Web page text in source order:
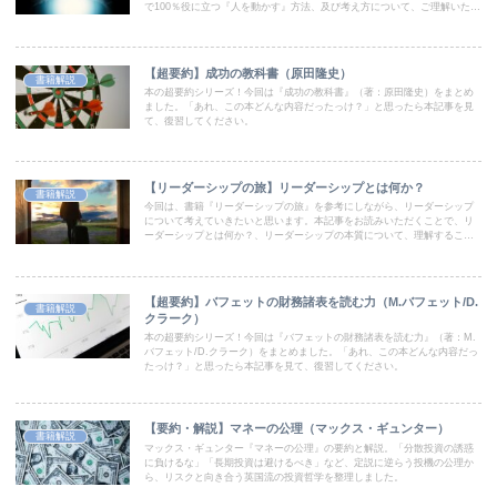
で100％役に立つ『人を動かす』方法、及び考え方について、ご理解いただ
書籍解説
【超要約】成功の教科書（原田隆史）
本の超要約シリーズ！今回は『成功の教科書』（著：原田隆史）をまとめ
ました。「あれ、この本どんな内容だったっけ？」と思ったら本記事を見
て、復習してください。
書籍解説
【リーダーシップの旅】リーダーシップとは何か？
今回は、書籍『リーダーシップの旅』を参考にしながら、リーダーシップ
について考えていきたいと思います。本記事をお読みいただくことで、リ
ーダーシップとは何か？、リーダーシップの本質について、理解すること
書籍解説
【超要約】バフェットの財務諸表を読む力（M.バフェット/D.
クラーク）
本の超要約シリーズ！今回は『バフェットの財務諸表を読む力』（著：M.
バフェット/D.クラーク）をまとめました。「あれ、この本どんな内容だっ
たっけ？」と思ったら本記事を見て、復習してください。
書籍解説
【要約・解説】マネーの公理（マックス・ギュンター）
マックス・ギュンター『マネーの公理』の要約と解説。「分散投資の誘惑
に負けるな」「長期投資は避けるべき」など、定説に逆らう投機の公理か
ら、リスクと向き合う英国流の投資哲学を整理しました。